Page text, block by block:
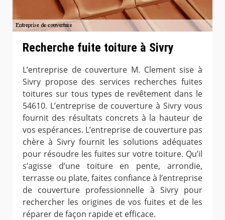
Recherche fuite toiture à Sivry
L’entreprise de couverture M. Clement sise à
Sivry propose des services recherches fuites
toitures sur tous types de revêtement dans le
54610. L’entreprise de couverture à Sivry vous
fournit des résultats concrets à la hauteur de
vos espérances. L’entreprise de couverture pas
chère à Sivry fournit les solutions adéquates
pour résoudre les fuites sur votre toiture. Qu’il
s’agisse d’une toiture en pente, arrondie,
terrasse ou plate, faites confiance à l’entreprise
de couverture professionnelle à Sivry pour
rechercher les origines de vos fuites et de les
réparer de façon rapide et efficace.